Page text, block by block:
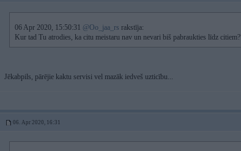
06 Apr 2020, 15:50:31 @Oo_jaa_rs rakstīja:
Kur tad Tu atrodies, ka citu meistaru nav un nevari biš pabraukties līdz
Jēkabpils, pārējie kaktu servisi vel mazāk iedveš uzticību...
06. Apr 2020, 16:31